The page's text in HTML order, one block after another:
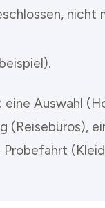
nicht
Auswahl
(Reisebüros),